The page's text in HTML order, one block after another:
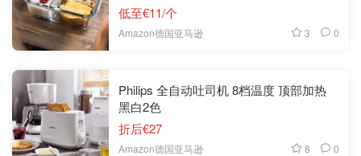
低至€11/个
Amazon德国亚马逊 3 0
Philips 全自动吐司机 8档温度 顶部加热
黑白2色
折后€27
Amazon德国亚马逊 8 0